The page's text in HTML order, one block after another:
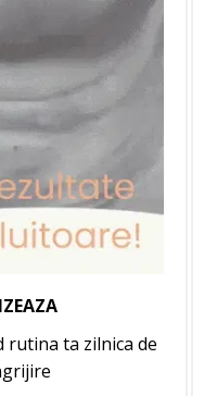
rutina ta zilnica de